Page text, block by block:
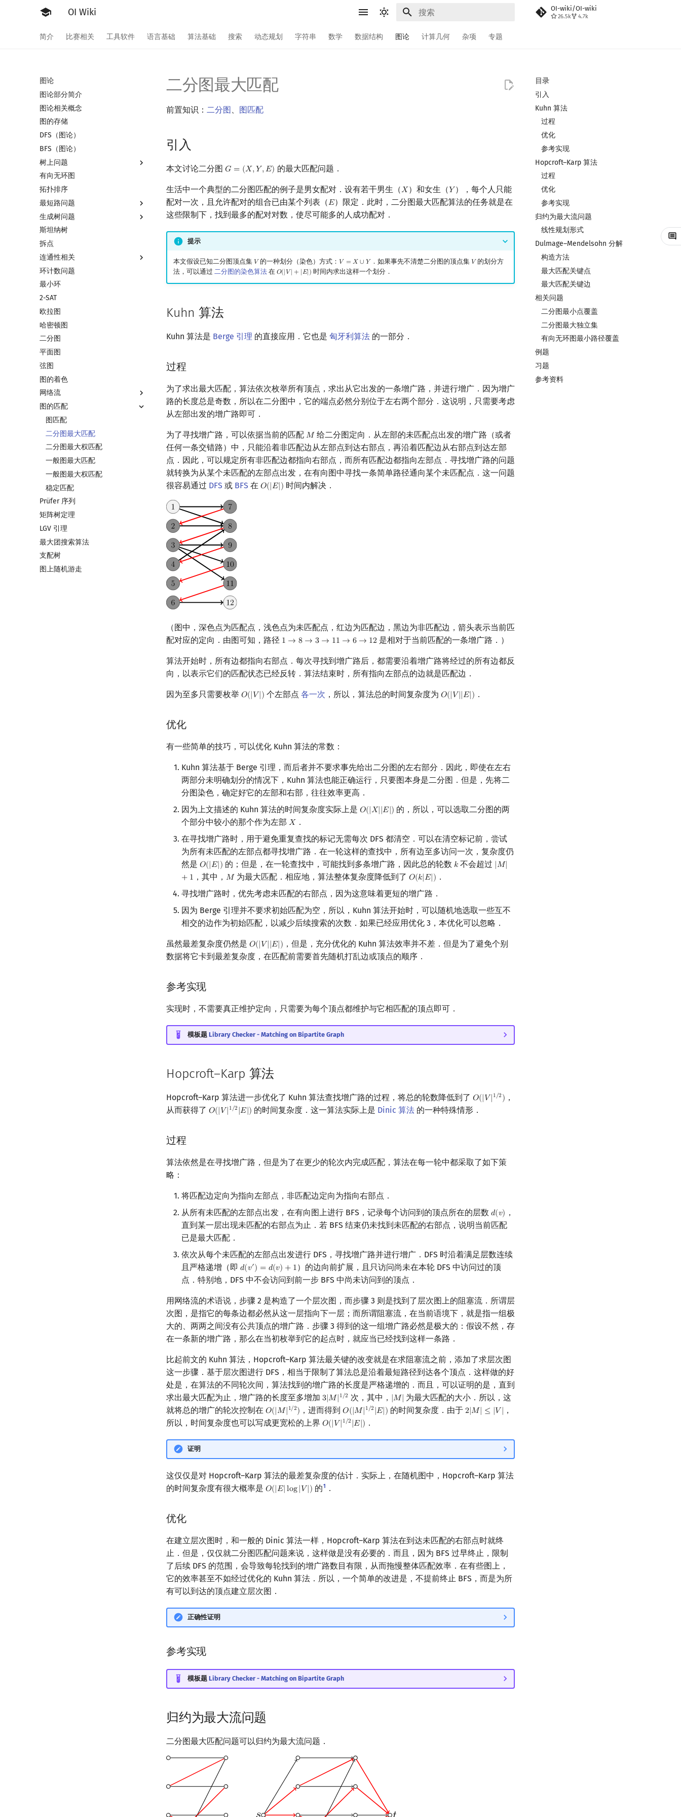
OI Wiki OI-wiki/OI-wiki
26.5k 4.7k
简介 比赛相关 工具软件 语言基础 算法基础 搜索 动态规划 字符串 数学 数据结构 图论 计算几何 杂项 专题
图论
图论部分简介
图论相关概念
图的存储
DFS（图论）
BFS（图论）
树上问题
树基础
树的直径
树的中心
树的重心
最近公共祖先
树链剖分
树上启发式合并
虚树
树分治
动态树分治
AHU 算法
树哈希
树上随机游走
有向无环图
拓扑排序
最短路问题
最短路
差分约束
k 短路
同余最短路
生成树问题
最小生成树
最小树形图
最小直径生成树
斯坦纳树
拆点
连通性相关
强连通分量
双连通分量
割点和桥
圆方树
点/边连通度
环计数问题
最小环
2-SAT
欧拉图
哈密顿图
二分图
平面图
弦图
图的着色
网络流
网络流简介
最大流
最小割
费用流
上下界网络流
Stoer–Wagner 算法
图的匹配
图匹配
二分图最大匹配
二分图最大权匹配
一般图最大匹配
一般图最大权匹配
稳定匹配
Prüfer 序列
矩阵树定理
LGV 引理
最大团搜索算法
支配树
图上随机游走
目录
引入
Kuhn 算法
过程
优化
参考实现
Hopcroft–Karp 算法
过程
优化
参考实现
归约为最大流问题
线性规划形式
Dulmage–Mendelsohn 分解
构造方法
最大匹配关键点
最大匹配关键边
相关问题
二分图最小点覆盖
二分图最大独立集
有向无环图最小路径覆盖
例题
习题
参考资料
二分图最大匹配
前置知识： 二分图、 图匹配
引入
本文讨论二分图 𝐺 = (𝑋,𝑌,𝐸)
G= (X Y,E) 的最大匹配问题．
生活中一个典型的二分图匹配的例子是男女配对．设有若干男生（𝑋
X ）和女生（𝑌
Y），每个人只能
配对一次，且允许配对的组合已由某个列表（𝐸
E）限定．此时，二分图最大匹配算法的任务就是在
这些限制下，找到最多的配对对数，使尽可能多的人成功配对．
提示
本文假设已知二分图顶点集 𝑉
V的一种划分（染色）方式： 𝑉 = 𝑋 ∪ 𝑌
V= X∪Y ．如果事先不清楚二分图的顶点集 𝑉
V的划分方
法，可以通过 二分图的染色算法在 𝑂(| 𝑉 | + |𝐸|)
O(| V| +|E |) 时间内求出这样一个划分．
Kuhn 算法
Kuhn 算法是 Berge 引理 的直接应用．它也是 匈牙利算法 的一部分．
过程
为了求出最大匹配，算法依次枚举所有顶点，求出从它出发的一条增广路，并进行增广．因为增广
路的长度总是奇数，所以在二分图中，它的端点必然分别位于左右两个部分．这说明，只需要考虑
从左部出发的增广路即可．
为了寻找增广路，可以依据当前的匹配 𝑀
M 给二分图定向．从左部的未匹配点出发的增广路（或者
任何一条交错路）中，只能沿着非匹配边从左部点到达右部点，再沿着匹配边从右部点到达左部
点．因此，可以规定所有非匹配边都指向右部点，而所有匹配边都指向左部点．寻找增广路的问题
就转换为从某个未匹配的左部点出发，在有向图中寻找一条简单路径通向某个未匹配点．这一问题
很容易通过 DFS 或 BFS 在 𝑂(|𝐸|)
O(| E| ) 时间内解决．
（图中，深色点为匹配点，浅色点为未匹配点，红边为匹配边，黑边为非匹配边，箭头表示当前匹
配对应的定向．由图可知，路径 1 → 8 → 3 → 11 → 6 → 12
1 →8 → 3→ 11→ 6→ 12 是相对于当前匹配的一条增广路．）
算法开始时，所有边都指向右部点．每次寻找到增广路后，都需要沿着增广路将经过的所有边都反
向，以表示它们的匹配状态已经反转．算法结束时，所有指向左部点的边就是匹配边．
因为至多只需要枚举 𝑂(|𝑉|)
O(| V| ) 个左部点 各一次 ，所以，算法总的时间复杂度为 𝑂(|𝑉||𝐸|)
O(| V| E| ) ．
优化
有一些简单的技巧，可以优化 Kuhn 算法的常数：
Kuhn 算法基于 Berge 引理，而后者并不要求事先给出二分图的左右部分．因此，即使在左右
两部分未明确划分的情况下，Kuhn 算法也能正确运行，只要图本身是二分图．但是，先将二
分图染色，确定好它的左部和右部，往往效率更高．
因为上文描述的 Kuhn 算法的时间复杂度实际上是 𝑂(|𝑋||𝐸|)
O(| X| E|
的，所以，可以选取二分图的两
个部分中较小的那个作为左部 𝑋
X ．
在寻找增广路时，用于避免重复查找的标记无需每次 DFS 都清空．可以在清空标记前，尝试
为所有未匹配的左部点都寻找增广路．在一轮这样的查找中，所有边至多访问一次，复杂度仍
然是 𝑂(|𝐸|)
O(| E| ) 的；但是，在一轮查找中，可能找到多条增广路，因此总的轮数 𝑘
k 不会超过 |𝑀|
+ 1
|M|
，其中， 𝑀
M 为最大匹配．相应地，算法整体复杂度降低到了 𝑂(𝑘|𝐸|)
O(k| E| ) ．
寻找增广路时，优先考虑未匹配的右部点，因为这意味着更短的增广路．
因为 Berge 引理并不要求初始匹配为空，所以，Kuhn 算法开始时，可以随机地选取一些互不
相交的边作为初始匹配，以减少后续搜索的次数．如果已经应用优化 3，本优化可以忽略．
虽然最差复杂度仍然是 𝑂(|𝑉||𝐸|)
O(| V| E| ) ，但是，充分优化的 Kuhn 算法效率并不差．但是为了避免个别
数据将它卡到最差复杂度，在匹配前需要首先随机打乱边或顶点的顺序．
参考实现
实现时，不需要真正维护定向，只需要为每个顶点都维护与它相匹配的顶点即可．
模板题 Library Checker - Matching on Bipartite Graph
Hopcroft–Karp 算法
Hopcroft–Karp 算法进一步优化了 Kuhn 算法查找增广路的过程，将总的轮数降低到了 𝑂(|𝑉|1/2)
O(| V| 1/2) ，
从而获得了 𝑂(|𝑉|1/2|𝐸|)
O(| V| 1/2 |E ) 的时间复杂度．这一算法实际上是 Dinic 算法 的一种特殊情形．
过程
算法依然是在寻找增广路，但是为了在更少的轮次内完成匹配，算法在每一轮中都采取了如下策
略：
将匹配边定向为指向左部点，非匹配边定向为指向右部点．
从所有未匹配的左部点出发，在有向图上进行 BFS，记录每个访问到的顶点所在的层数 𝑑(𝑣)
d(v) ，
直到某一层出现未匹配的右部点为止．若 BFS 结束仍未找到未匹配的右部点，说明当前匹配
已是最大匹配．
依次从每个未匹配的左部点出发进行 DFS，寻找增广路并进行增广．DFS 时沿着满足层数连续
且严格递增（即 𝑑(𝑣′) = 𝑑(𝑣) + 1
d(v′)= d( v)+1
）的边向前扩展，且只访问尚未在本轮 DFS 中访问过的顶
点．特别地，DFS 中不会访问到前一步 BFS 中尚未访问到的顶点．
用网络流的术语说，步骤 2 是构造了一个层次图，而步骤 3 则是找到了层次图上的阻塞流．所谓层
次图，是指它的每条边都必然从这一层指向下一层；而所谓阻塞流，在当前语境下，就是指一组极
大的、两两之间没有公共顶点的增广路．步骤 3 得到的这一组增广路必然是极大的：假设不然，存
在一条新的增广路，那么在当初枚举到它的起点时，就应当已经找到这样一条路．
比起前文的 Kuhn 算法，Hopcroft–Karp 算法最关键的改变就是在求阻塞流之前，添加了求层次图
这一步骤．基于层次图进行 DFS，相当于限制了算法总是沿着最短路径到达各个顶点．这样做的好
处是，在算法的不同轮次间，算法找到的增广路的长度是严格递增的．而且，可以证明的是，直到
求出最大匹配为止，增广路的长度至多增加 3|𝑀|1/2
3 |M| 1/2 次，其中， |𝑀|
|M| 为最大匹配的大小．所以，这
就将总的增广的轮次控制在 𝑂(|𝑀|1/2)
O(| M| 1/2) ，进而得到𝑂(|𝑀|1/2|𝐸|)
O(| M| 1/2 |E| ) 的时间复杂度．由于2|𝑀| ≤ |𝑉|
2 |M| ≤|V |
，
所以，时间复杂度也可以写成更宽松的上界 𝑂(|𝑉|1/2|𝐸|)
O(| V| 1/2 |E ) ．
证明
这仅仅是对 Hopcroft–Karp 算法的最差复杂度的估计．实际上，在随机图中，Hopcroft–Karp 算法
的时间复杂度有很大概率是 𝑂(|𝐸|log|𝑉|)
O(| E| log| V| 的1 ．
优化
在建立层次图时，和一般的 Dinic 算法一样，Hopcroft–Karp 算法在到达未匹配的右部点时就终
止．但是，仅仅就二分图匹配问题来说，这样做是没有必要的．而且，因为 BFS 过早终止，限制
了后续 DFS 的范围，会导致每轮找到的增广路数目有限，从而拖慢整体匹配效率．在有些图上，
它的效率甚至不如经过优化的 Kuhn 算法．所以，一个简单的改进是，不提前终止 BFS，而是为所
有可以到达的顶点建立层次图．
正确性证明
参考实现
模板题 Library Checker - Matching on Bipartite Graph
归约为最大流问题
二分图最大匹配问题可以归约为最大流问题．